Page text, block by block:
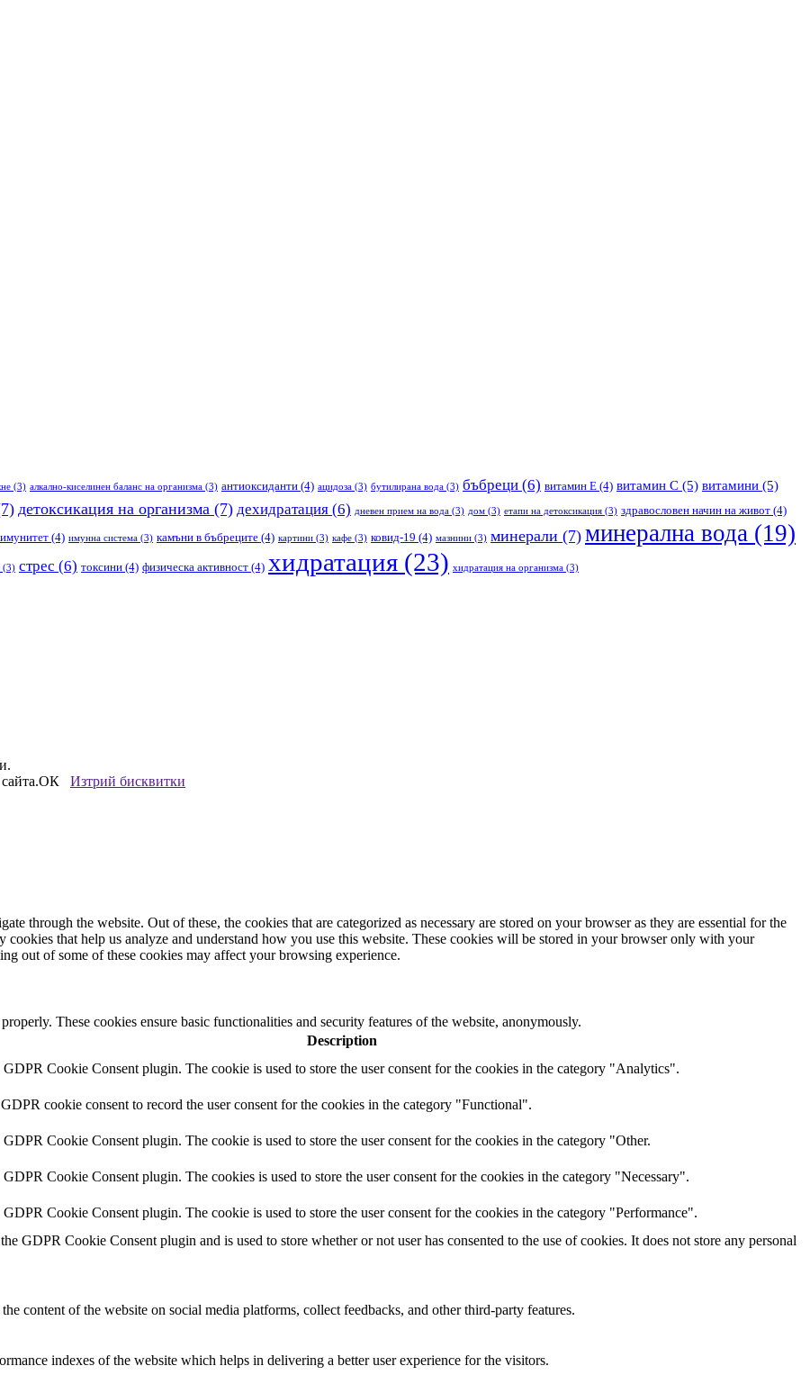
(3) алкално-киселинен баланс на организма (3) антиоксиданти (4) ацидоза (3) бутилирана вода (3) бъбреци (6) витамин Е (4) витамин С (5) витамини (5)
детоксикация на организма (7) дехидратация (6) дневен прием на вода (3) дом (3) етапи на детоксикация (3) здравословен начин на живот (4)
имунитет (4) имунна система (3) камъни в бъбреците (4) картини (3) кафе (3) ковид-19 (4) мазнини (3) минерали (7) минерална вода (19)
(3) стрес (6) токсини (4) физическа активност (4) хидратация (23) хидратация на организма (3)
ОК
Изтрий бисквитки
through the website. Out of these, the cookies that are categorized as necessary are stored on your browser as they are essential for the
that help us analyze and understand how you use this website. These cookies will be stored in your browser only with your
out of some of these cookies may affect your browsing experience.
These cookies ensure basic functionalities and security features of the website, anonymously.
Description
Cookie Consent plugin. The cookie is used to store the user consent for the cookies in the category "Analytics".
cookie consent to record the user consent for the cookies in the category "Functional".
Cookie Consent plugin. The cookie is used to store the user consent for the cookies in the category "Other.
Cookie Consent plugin. The cookies is used to store the user consent for the cookies in the category "Necessary".
Cookie Consent plugin. The cookie is used to store the user consent for the cookies in the category "Performance".
GDPR Cookie Consent plugin and is used to store whether or not user has consented to the use of cookies. It does not store any personal
content of the website on social media platforms, collect feedbacks, and other third-party features.
indexes of the website which helps in delivering a better user experience for the visitors.